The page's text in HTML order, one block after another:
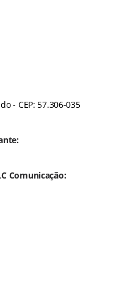
- CEP: 57.306-035
Comunicação: